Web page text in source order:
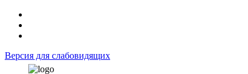
Версия для слабовидящих